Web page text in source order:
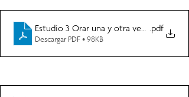
Estudio 3 Orar una y otra vez 79
.pdf
Descargar PDF • 98KB